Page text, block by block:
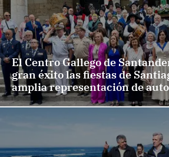
El Centro Gallego de
gran éxito las fiestas de
amplia representación de